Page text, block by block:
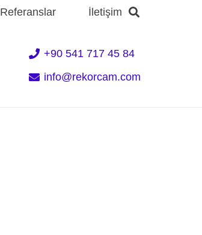
Referanslar İletişim
+90 541 717 45 84
info@rekorcam.com